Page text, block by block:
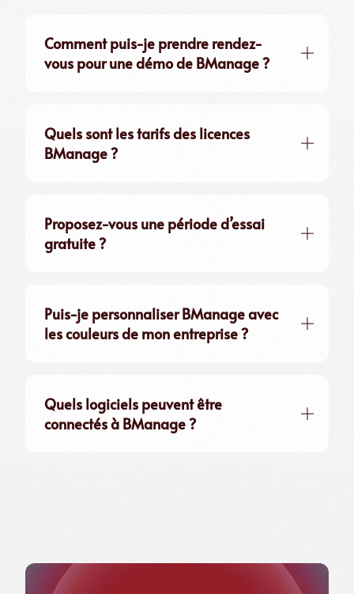
Comment puis-je prendre rendez-
vous pour une démo de BManage ?
Quels sont les tarifs des licences
BManage ?
Proposez-vous une période d’essai
gratuite ?
Puis-je personnaliser BManage avec
les couleurs de mon entreprise ?
Quels logiciels peuvent être
connectés à BManage ?